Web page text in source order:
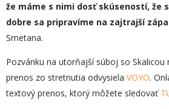
že máme s nimi dosť skúseností, že
dobre sa pripravíme na zajtrajší
Smetana.
Pozvánku na utorňajší súboj so Skalicou
prenos zo stretnutia odvysiela VOYO.
textový prenos, ktorý môžete sledovať